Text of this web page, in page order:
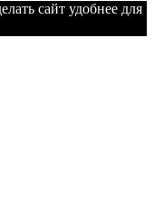
сайт удобнее для